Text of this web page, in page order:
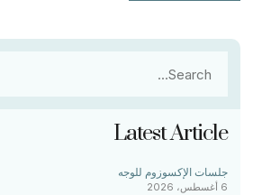
Latest Article
جلسات الإكسوزوم للوجه
6 أغسطس، 2026